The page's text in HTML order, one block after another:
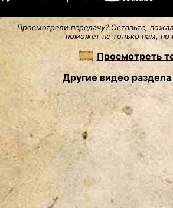
Просмотрели передачу? Оставьте,
поможет не только нам, но
Просмотреть
Другие видео